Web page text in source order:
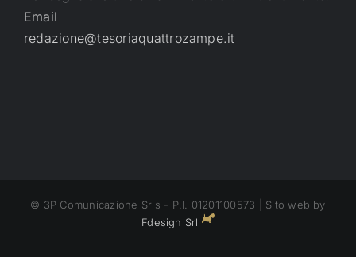
Email
redazione@tesoriaquattrozampe.it
© 3P Comunicazione Srls - P.I. 01201100573 | Sito web by
Fdesign Srl